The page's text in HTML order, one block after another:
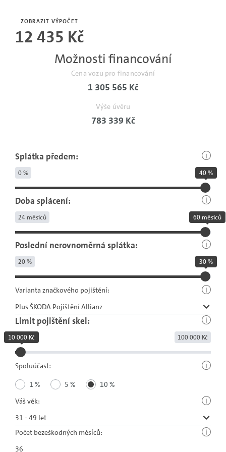
Cena vozu pro financování
1 305 565 Kč
Výše úvěru
783 339 Kč
Možnosti financování
ZOBRAZIT VÝPOČET
12 435 Kč
Splátka předem:
0 % 40 %
Doba splácení:
24 měsíců 60 měsíců
Poslední nerovnoměrná splátka:
20 % 30 %
Varianta značkového pojištění:
Limit pojištění skel:
100 000 Kč
10 000 Kč
Spoluúčast:
1 % 5 %
10 %
Váš věk:
Počet bezeškodných měsíců:
měsíců